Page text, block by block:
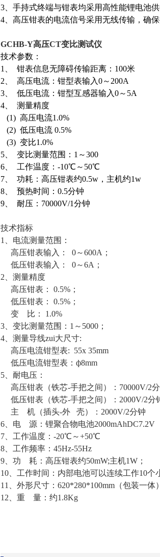
3、手持式终端与钳表均采用高性能锂电池
4、高压钳表的电流信号采用无线传输，确
GCHB-Y高压CT变比测试仪
技术参数：
1、 钳表信息无障碍传输距离：100米
2、 高压电流：钳型表输入0～200A
3、 低压电流：钳型互感器输入0～5A
4、 测量精度
(1) 高压电流1.0%
(2) 低压电流 0.5%
(3) 变比1.0%
5、 变比测量范围：1～300
6、 工作温度：-10℃～50℃
7、 功耗：高压钳表约0.5w，主机约1w
8、 预热时间：0.5分钟
9、 耐压：70000V/1分钟
技术指标
1、电流测量范围：
高压钳表输入： 0～600A；
低压钳表输入： 0～6A；
2、测量精度
高压钳表： 0.5%；
低压钳表： 0.5%；
变 比： 1.0%
3、变比测量范围：1～5000；
4、测量导线zui大尺寸:
高压电流钳型表: 55x 35mm
低压电流钳型表：ф8mm
5、耐电压：
高压钳表（铁芯-手把之间）：70000V/2
低压钳表（铁芯-手把之间）：2000V/2分
主 机（插头-外 壳）：2000V/2分钟
6、电 源：锂聚合物电池2000mAhDC7.2V
7、工作温度：-20℃～+50℃
8、工作频率：45Hz-55Hz
9、功 耗：高压钳表约50mW;主机1W；
10、工作时间：内部电池可以连续工作10个
11、外形尺寸：620*280*100mm（包装一体）
12、重 量：约1.8Kg